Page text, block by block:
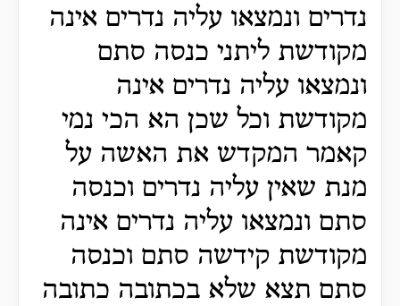
נדרים ונמצאו עליה נדרים אינה
מקודשת ליתני כנסה סתם
ונמצאו עליה נדרים אינה
מקודשת וכל שכן הא הכי נמי
קאמר המקדש את האשה על
מנת שאין עליה נדרים וכנסה
סתם ונמצאו עליה נדרים אינה
מקודשת קידשה סתם וכנסה
סתם תצא שלא בכתובה כתובה